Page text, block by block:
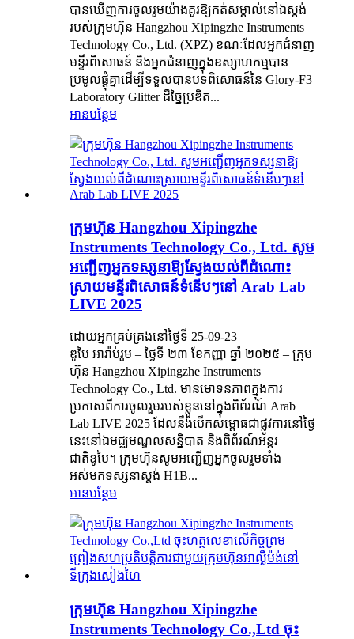
បានឃើញការចូលរួមយ៉ាងគួរឱ្យកត់សម្គាល់នៅឯស្តង់
របស់ក្រុមហ៊ុន Hangzhou Xipingzhe Instruments
Technology Co., Ltd. (XPZ) ខណៈដែលអ្នកជំនាញ
មន្ទីរពិសោធន៍ និងអ្នកជំនាញក្នុងឧស្សាហកម្មបាន
ប្រមូលផ្តុំគ្នាដើម្បីទទួលបានបទពិសោធន៍នៃ Glory-F3
Laboratory Glitter ដ៏ច្នៃប្រឌិត...
អានបន្ថែម
ក្រុមហ៊ុន Hangzhou Xipingzhe
Instruments Technology Co., Ltd. សូម
អញ្ជើញអ្នកទស្សនាឱ្យស្វែងយល់ពីដំណោះ
ស្រាយមន្ទីរពិសោធន៍ទំនើបៗនៅ Arab Lab
LIVE 2025
ដោយអ្នកគ្រប់គ្រងនៅថ្ងៃទី 25-09-23
ឌូបៃ អារ៉ាប់រួម – ថ្ងៃទី ២៣ ខែកញ្ញា ឆ្នាំ ២០២៥ – ក្រុម
ហ៊ុន Hangzhou Xipingzhe Instruments
Technology Co., Ltd. មានមោទនភាពក្នុងការ
ប្រកាសពីការចូលរួមរបស់ខ្លួននៅក្នុងពិព័រណ៍ Arab
Lab LIVE 2025 ដែលនឹងបើកសម្ពោធជាផ្លូវការនៅថ្ងៃ
នេះនៅឯមជ្ឈមណ្ឌលសន្និបាត និងពិព័រណ៍អន្តរ
ជាតិឌូបៃ។ ក្រុមហ៊ុនសូមអញ្ជើញអ្នកចូលរួមទាំង
អស់មកទស្សនាស្តង់ H1B...
អានបន្ថែម
ក្រុមហ៊ុន Hangzhou Xipingzhe
Instruments Technology Co.,Ltd ចុះ